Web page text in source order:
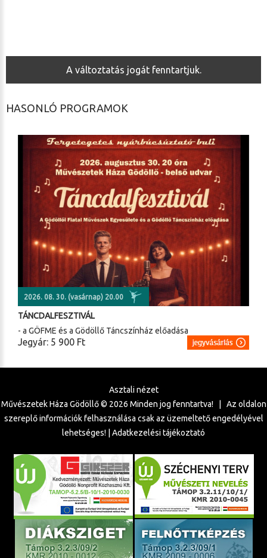
A változtatás jogát fenntartjuk.
HASONLÓ PROGRAMOK
2026. 08. 30. (vasárnap) 20.00
TÁNCDALFESZTIVÁL
- a GÖFME és a Gödöllő Táncszínház előadása
Jegyár: 5 900 Ft
Asztali nézet
Művészetek Háza Gödöllő © 2026 Minden jog fenntartva! | Az oldalon
szereplő információk felhasználása csak az üzemeltető engedélyével
lehetséges! | Adatkezelési tájékoztató